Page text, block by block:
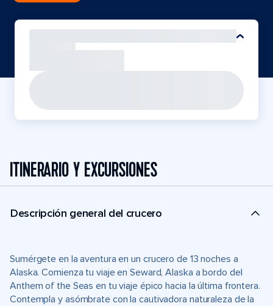
ITINERARIO Y EXCURSIONES
Descripción general del crucero
Sumérgete en la aventura en un crucero de 13 noches a
Alaska. Comienza tu viaje en Seward, Alaska a bordo del
Anthem of the Seas en tu viaje épico hacia la última frontera.
Contempla y asómbrate con la cautivadora naturaleza de la